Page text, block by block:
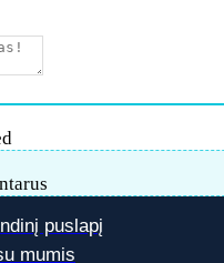
puslapį
mumis